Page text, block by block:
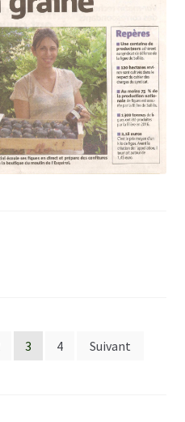
3 4 Suivant